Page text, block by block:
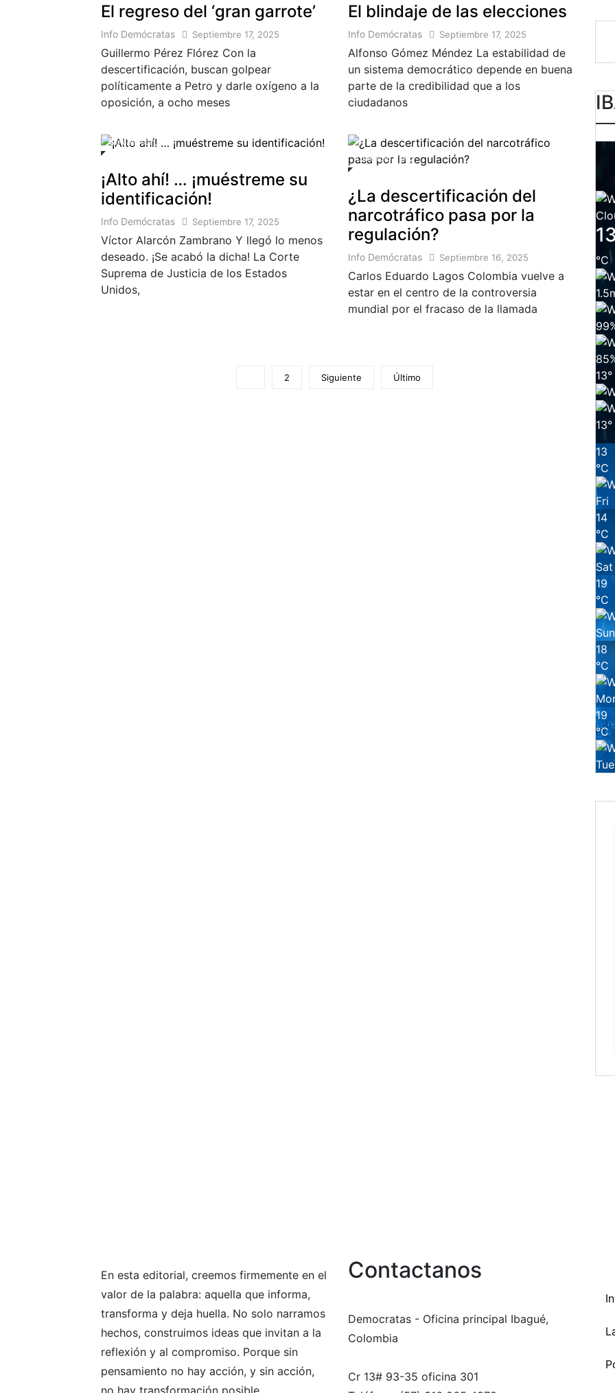
El regreso del ‘gran garrote’
Info Demócratas Septiembre 17, 2025
Guillermo Pérez Flórez Con la
descertificación, buscan golpear
políticamente a Petro y darle oxígeno a la
oposición, a ocho meses
El blindaje de las elecciones
Info Demócratas Septiembre 17, 2025
Alfonso Gómez Méndez La estabilidad de
un sistema democrático depende en buena
parte de la credibilidad que a los
ciudadanos
Columnista
¡Alto ahí! … ¡muéstreme su
identificación!
Info Demócratas Septiembre 17, 2025
Víctor Alarcón Zambrano Y llegó lo menos
deseado. ¡Se acabó la dicha! La Corte
Suprema de Justicia de los Estados
Unidos,
Conflicto y paz
¿La descertificación del
narcotráfico pasa por la
regulación?
Info Demócratas Septiembre 16, 2025
Carlos Eduardo Lagos Colombia vuelve a
estar en el centro de la controversia
mundial por el fracaso de la llamada
2 Siguiente Último
°C
1.5
13°
13°
13
°C
Fri
14
°C
Sat
19
°C
Sun
18
°C
19
°C
Tue
En esta editorial, creemos firmemente en el
valor de la palabra: aquella que informa,
transforma y deja huella. No solo narramos
hechos, construimos ideas que invitan a la
reflexión y al compromiso. Porque sin
pensamiento no hay acción, y sin acción,
Contactanos
Democratas - Oficina principal Ibagué,
Colombia
Cr 13# 93-35 oficina 301